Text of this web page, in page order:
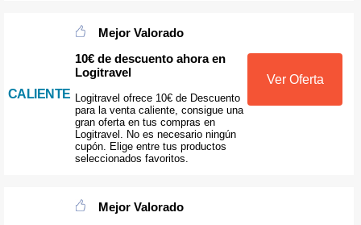
CALIENTE
Mejor Valorado
10€ de descuento ahora en
Logitravel
Logitravel ofrece 10€ de Descuento
para la venta caliente, consigue una
gran oferta en tus compras en
Logitravel. No es necesario ningún
cupón. Elige entre tus productos
seleccionados favoritos.
Ver Oferta
Mejor Valorado